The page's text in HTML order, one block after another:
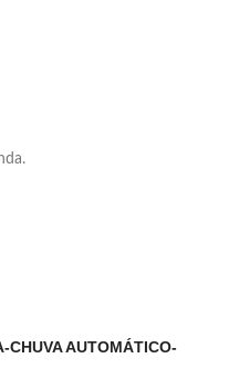
AUTOMÁTICO-